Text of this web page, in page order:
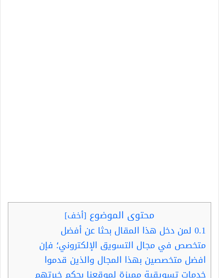
محتوى الموضوع [أخف]
0.1 لمن دخل هذا المقال بحثا عن أفضل
متخصص في مجال التسويق الإلكتروني؛ فإن
افضل متخصصين بهذا المجال والذين قدموا
خدمات تسويقية مميزة لموقعنا بحكم خبرتهم